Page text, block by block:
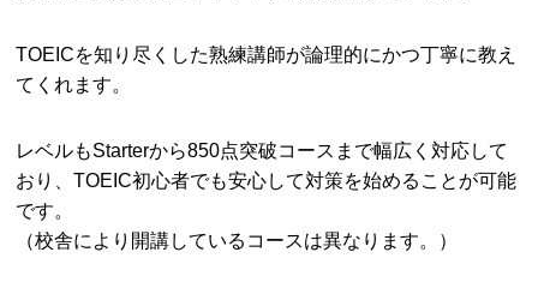
TOEICを知り尽くした熟練講師が論理的にかつ丁寧に教え
てくれます。
レベルもStarterから850点突破コースまで幅広く対応して
おり、TOEIC初心者でも安心して対策を始めることが可能
です。
（校舎により開講しているコースは異なります。）